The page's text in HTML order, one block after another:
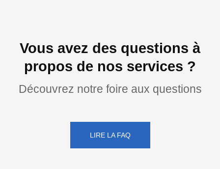
Vous avez des questions à
propos de nos services ?
Découvrez notre foire aux questions
LIRE LA FAQ